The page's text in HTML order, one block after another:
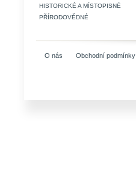
HISTORICKÉ A MÍSTOPISNÉ
PŘÍRODOVĚDNÉ
O nás Obchodní podmínky